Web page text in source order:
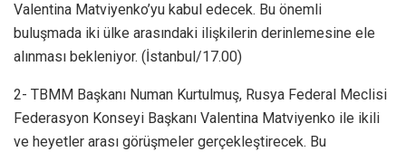
Valentina Matviyenko’yu kabul edecek. Bu önemli
buluşmada iki ülke arasındaki ilişkilerin derinlemesine ele
alınması bekleniyor. (İstanbul/17.00)
2- TBMM Başkanı Numan Kurtulmuş, Rusya Federal Meclisi
Federasyon Konseyi Başkanı Valentina Matviyenko ile ikili
ve heyetler arası görüşmeler gerçekleştirecek. Bu